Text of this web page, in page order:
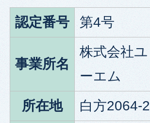
認定番号
第4号
事業所名
株式会社ユ
ーエム
所在地
白方2064-2